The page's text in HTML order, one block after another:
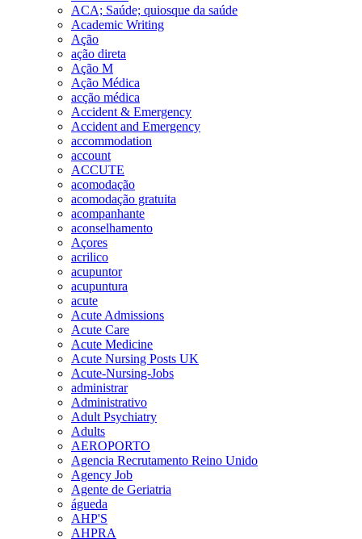
ACA; Saúde; quiosque da saúde
Academic Writing
Ação
ação direta
Ação M
Ação Médica
acção médica
Accident & Emergency
Accident and Emergency
accommodation
account
ACCUTE
acomodação
acomodação gratuita
acompanhante
aconselhamento
Açores
acrilico
acupuntor
acupuntura
acute
Acute Admissions
Acute Care
Acute Medicine
Acute Nursing Posts UK
Acute-Nursing-Jobs
administrar
Administrativo
Adult Psychiatry
Adults
AEROPORTO
Agencia Recrutamento Reino Unido
Agency Job
Agente de Geriatria
águeda
AHP'S
AHPRA